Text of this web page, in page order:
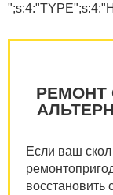
РЕМОНТ
Если ваш
восстановить